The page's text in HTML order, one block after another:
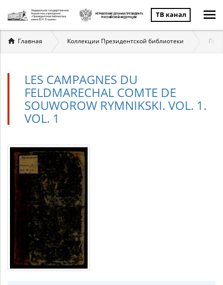
ТВ канал
Вы
здесь
Главная Коллекции Президентской библиотеки
LES CAMPAGNES DU
FELDMARECHAL COMTE DE
SOUWOROW RYMNIKSKI. VOL. 1.
VOL. 1